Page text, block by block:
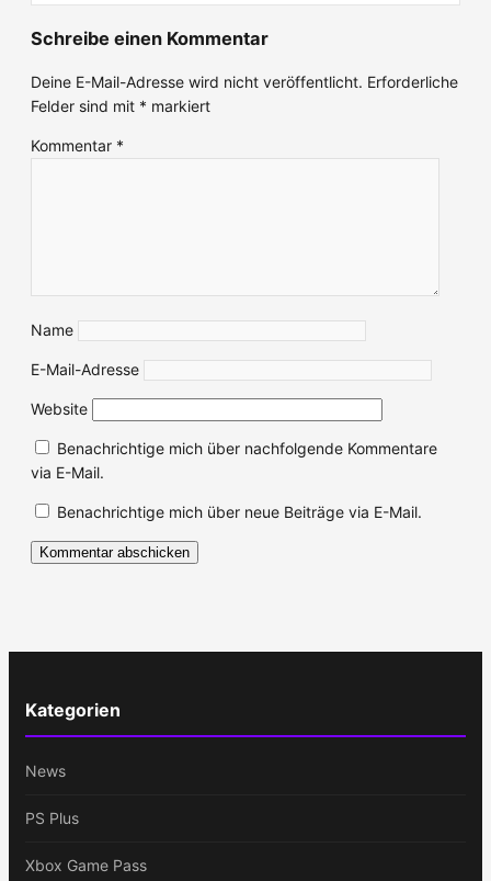
Schreibe einen Kommentar
Deine E-Mail-Adresse wird nicht veröffentlicht. Erforderliche
Felder sind mit * markiert
Kommentar *
Name
E-Mail-Adresse
Website
Benachrichtige mich über nachfolgende Kommentare
via E-Mail.
Benachrichtige mich über neue Beiträge via E-Mail.
Kategorien
News
PS Plus
Xbox Game Pass